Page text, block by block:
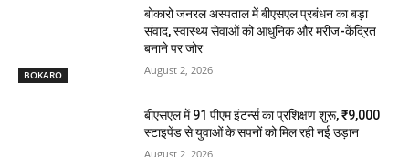
BOKARO
बोकारो जनरल अस्पताल में बीएसएल प्रबंधन का बड़ा
संवाद, स्वास्थ्य सेवाओं को आधुनिक और मरीज-केंद्रित
बनाने पर जोर
August 2, 2026
बीएसएल में 91 पीएम इंटर्न्स का प्रशिक्षण शुरू, ₹9,000
स्टाइपेंड से युवाओं के सपनों को मिल रही नई उड़ान
August 2, 2026